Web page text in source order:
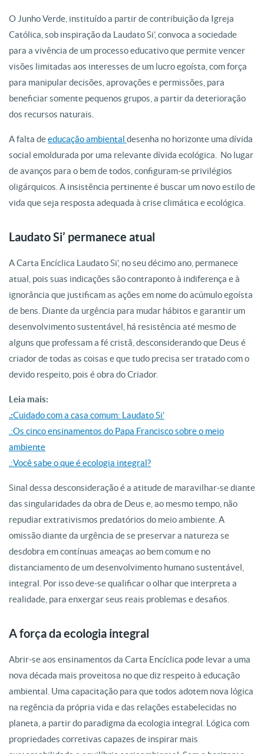
O Junho Verde, instituído a partir decontribuição da Igreja
Católica, sob inspiração da Laudato Si’, convoca a sociedade
para a vivência de um processo educativo que permite vencer
visões limitadas aos interesses de um lucro egoísta, com força
para manipulardecisões, aprovações e permissões, para
beneficiar somente pequenos grupos,a partir da deterioração
dos recursos naturais.
A falta deeducação ambiental desenha no horizonte uma dívida
social emoldurada por uma relevante dívida ecológica. No lugar
de avanços para o bem de todos, configuram-se privilégios
oligárquicos. A insistência pertinente é buscar um novo estilo de
vida que seja resposta adequada à crise climática e ecológica.
Laudato Si’ permanece atual
A Carta Encíclica Laudato Si’, no seu décimo ano, permanece
atual, pois suas indicações são contraponto à indiferença e à
ignorância que justificam as ações em nome do acúmulo egoísta
de bens. Diante da urgência para mudar hábitos egarantir um
desenvolvimento sustentável, há resistência até mesmo de
alguns que professam a fé cristã, desconsiderando que Deus é
criador de todas as coisas e que tudo precisa ser tratado com o
devido respeito, pois é obra doCriador.
Leia mais:
.:Cuidado com a casa comum: Laudato Si’
.:Os cinco ensinamentos do Papa Francisco sobre o meio
ambiente
.:Você sabe o que é ecologia integral?
Sinal dessa desconsideração é a atitude de maravilhar-se diante
das singularidades da obra de Deus e, ao mesmo tempo, não
repudiar extrativismos predatórios do meio ambiente. A
omissão diante da urgência de se preservar a natureza se
desdobra em contínuas ameaças ao bem comum e no
distanciamento de um desenvolvimento humano sustentável,
integral. Por issodeve-se qualificar o olhar que interpreta a
realidade, para enxergar seus reais problemas e desafios.
A força da ecologia integral
Abrir-se aos ensinamentos da Carta Encíclica pode levar a uma
nova década mais proveitosa no que diz respeito à educação
ambiental. Uma capacitação para que todos adotem nova lógica
na regência da própria vida e das relações estabelecidas no
planeta, a partir do paradigma da ecologia integral. Lógica com
propriedades corretivas capazes de inspirar mais